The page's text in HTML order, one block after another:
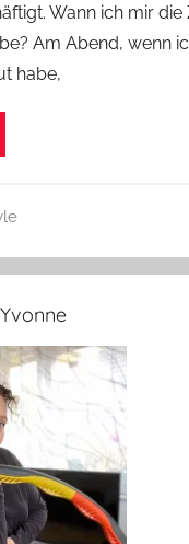
Wann ich mir die
Am Abend, wenn
habe,